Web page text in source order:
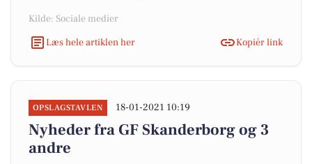
Kilde: Sociale medier
Læs hele artiklen her
Kopiér link
OPSLAGSTAVLEN 18-01-2021 10:19
Nyheder fra GF Skanderborg og 3
andre